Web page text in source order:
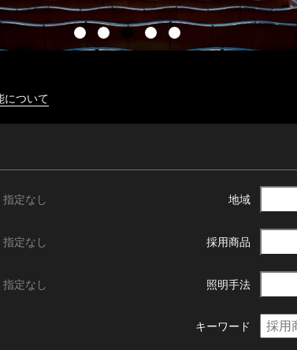
について
指定なし 地域
指定なし 採用商品
指定なし 照明手法
キーワード